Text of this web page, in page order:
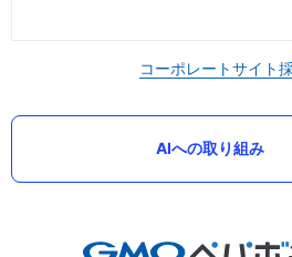
コーポレートサイト
AIへの取り組み